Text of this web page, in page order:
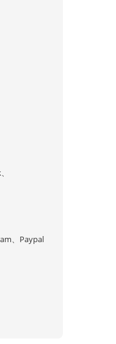
、Paypal